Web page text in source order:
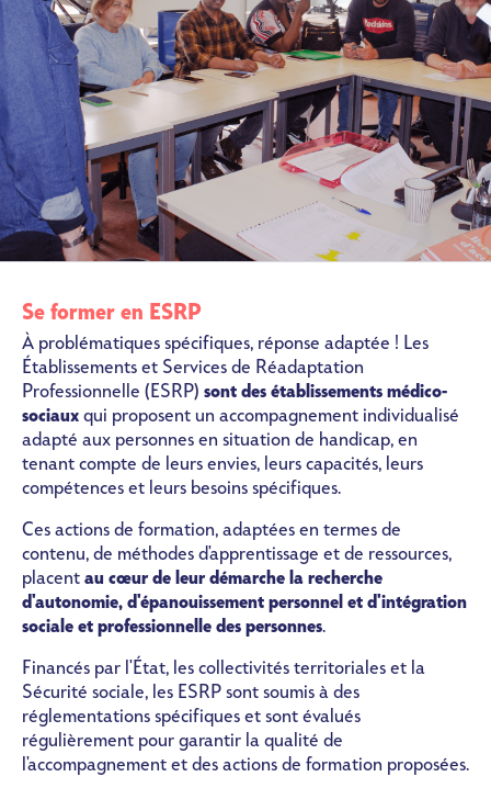
Se former en ESRP
À problématiques spécifiques, réponse adaptée ! Les
Établissements et Services de Réadaptation
Professionnelle (ESRP) sont des établissements médico-
sociaux qui proposent un accompagnement individualisé
adapté aux personnes en situation de handicap, en
tenant compte de leurs envies, leurs capacités, leurs
compétences et leurs besoins spécifiques.
Ces actions de formation, adaptées en termes de
contenu, de méthodes d'apprentissage et de ressources,
placent au cœur de leur démarche la recherche
d'autonomie, d'épanouissement personnel et d'intégration
sociale et professionnelle des personnes.
Financés par l'État, les collectivités territoriales et la
Sécurité sociale, les ESRP sont soumis à des
réglementations spécifiques et sont évalués
régulièrement pour garantir la qualité de
l'accompagnement et des actions de formation proposées.